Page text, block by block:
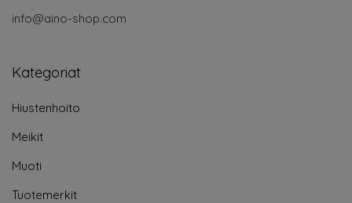
info@aino-shop.com
Kategoriat
Hiustenhoito
Meikit
Muoti
Tuotemerkit